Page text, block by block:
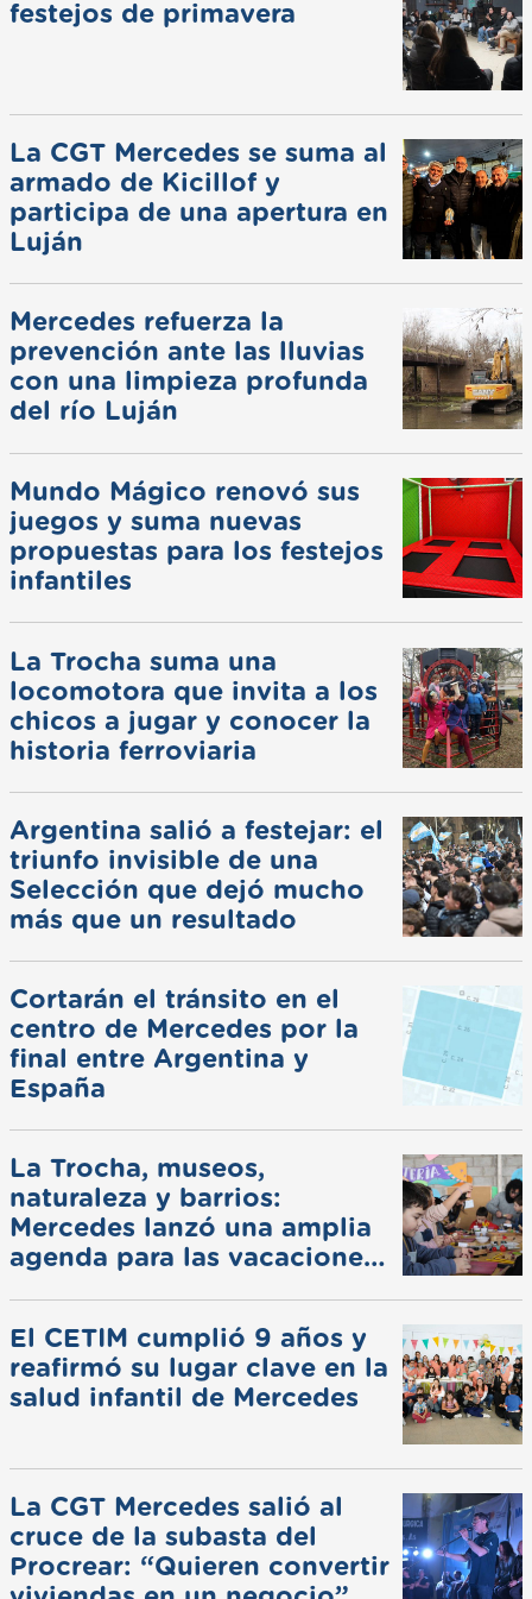
festejos de primavera
La CGT Mercedes se suma al
armado de Kicillof y
participa de una apertura en
Luján
Mercedes refuerza la
prevención ante las lluvias
con una limpieza profunda
del río Luján
Mundo Mágico renovó sus
juegos y suma nuevas
propuestas para los festejos
infantiles
La Trocha suma una
locomotora que invita a los
chicos a jugar y conocer la
historia ferroviaria
Argentina salió a festejar: el
triunfo invisible de una
Selección que dejó mucho
más que un resultado
Cortarán el tránsito en el
centro de Mercedes por la
final entre Argentina y
España
La Trocha, museos,
naturaleza y barrios:
Mercedes lanzó una amplia
agenda para las vacaciones
El CETIM cumplió 9 años y
reafirmó su lugar clave en la
salud infantil de Mercedes
La CGT Mercedes salió al
cruce de la subasta del
Procrear: “Quieren convertir